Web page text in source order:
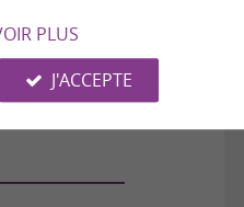
PLUS
J'ACCEPTE